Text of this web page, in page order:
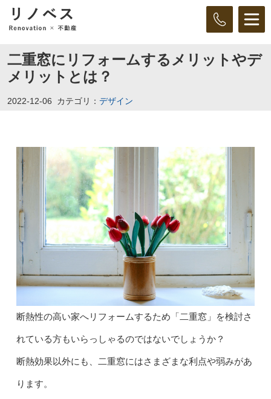
二重窓にリフォームするメリットやデ
メリットとは？
2022-12-06 カテゴリ： デザイン
断熱性の高い家へリフォームするため「二重窓」を検討さ
れている方もいらっしゃるのではないでしょうか？
断熱効果以外にも、二重窓にはさまざまな利点や弱みがあ
ります。